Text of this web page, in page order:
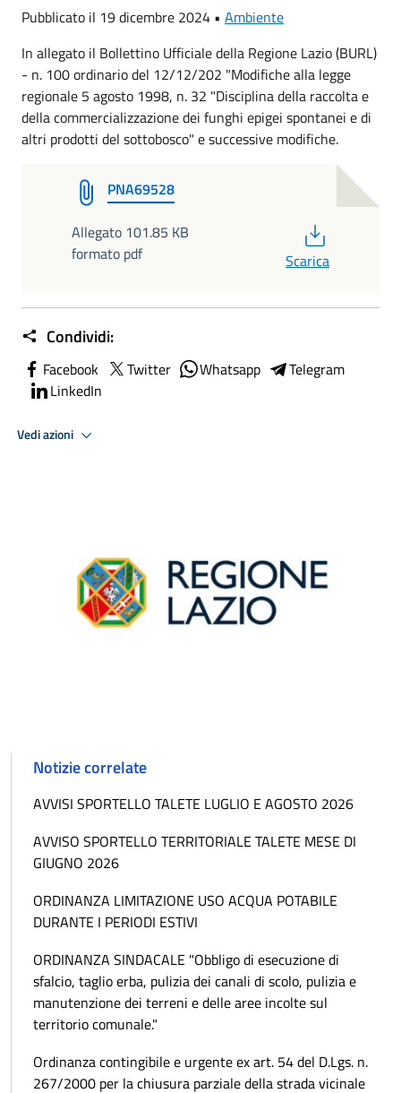
Pubblicato il 19 dicembre 2024 • Ambiente
In allegato il Bollettino Ufficiale della Regione Lazio (BURL)
- n. 100 ordinario del 12/12/202 "Modifiche alla legge
regionale 5 agosto 1998, n. 32 "Disciplina della raccolta e
della commercializzazione dei funghi epigei spontanei e di
altri prodotti del sottobosco" e successive modifiche.
PNA69528
Allegato 101.85 KB
formato pdf
Scarica
Condividi:
Facebook Twitter Whatsapp
Telegram
LinkedIn
Vedi azioni
Notizie correlate
AVVISI SPORTELLO TALETE LUGLIO E AGOSTO 2026
AVVISO SPORTELLO TERRITORIALE TALETE MESE DI
GIUGNO 2026
ORDINANZA LIMITAZIONE USO ACQUA POTABILE
DURANTE I PERIODI ESTIVI
ORDINANZA SINDACALE "Obbligo di esecuzione di
sfalcio, taglio erba, pulizia dei canali di scolo, pulizia e
manutenzione dei terreni e delle aree incolte sul
territorio comunale."
Ordinanza contingibile e urgente ex art. 54 del D.Lgs. n.
267/2000 per la chiusura parziale della strada vicinale